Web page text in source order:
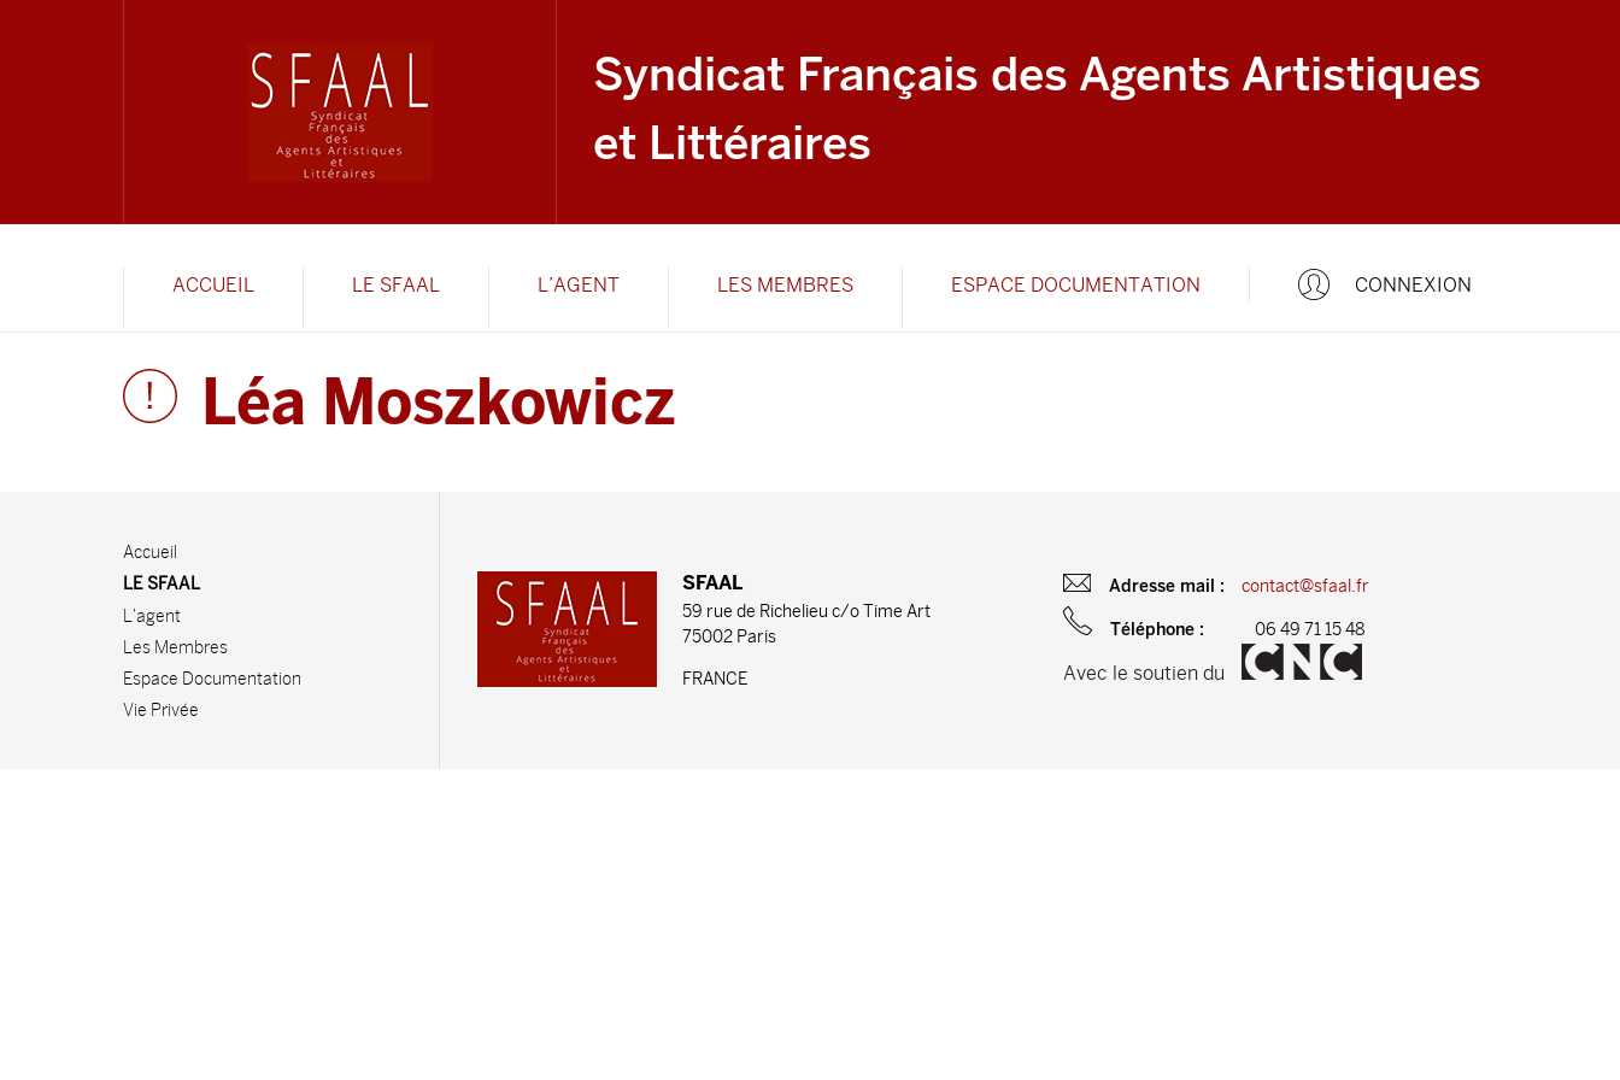
Syndicat Français des Agents Artistiques
et Littéraires
ACCUEIL LE SFAAL L’AGENT LES MEMBRES ESPACE DOCUMENTATION CONNEXION
Léa Moszkowicz
Accueil
LE SFAAL
L'agent
Les Membres
Espace Documentation
Vie Privée
SFAAL
59 rue de Richelieu c/o Time Art
75002 Paris
FRANCE
Adresse mail : contact@sfaal.fr
Téléphone : 06 49 71 15 48
Avec le soutien du